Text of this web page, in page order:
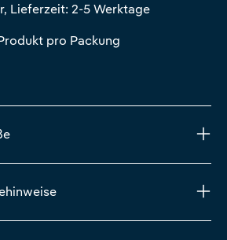
Lieferzeit: 2-5 Werktage
pro Packung